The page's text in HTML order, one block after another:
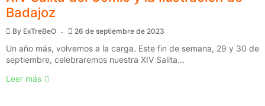
Badajoz
By ExTreBeO 26 de septiembre de 2023
Un año más, volvemos a la carga. Este fin de semana, 29 y 30 de
septiembre, celebraremos nuestra XIV Salita...
Leer más